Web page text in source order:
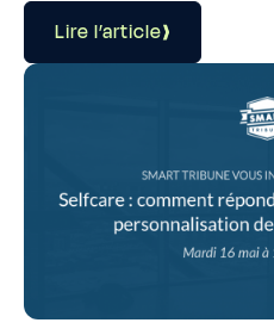
Lire l’article